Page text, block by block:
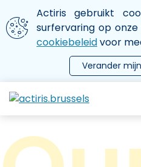
Aller au contenu principal
We gebruiken cookies
Actiris gebruikt
surfervaring op
cookiebeleidvoor
Verander
le menu